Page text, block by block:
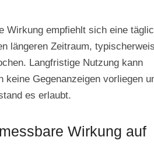
Wirkung empfiehlt sich eine
längeren Zeitraum,
Langfristige Nutzung kann
keine Gegenanzeigen vorliegen
es erlaubt.
Wirkung auf